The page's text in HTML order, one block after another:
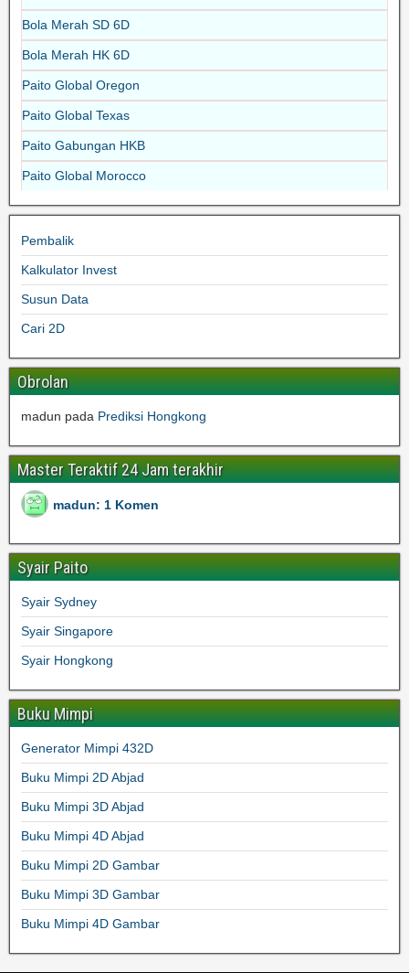
Bola Merah SD 6D
Bola Merah HK 6D
Paito Global Oregon
Paito Global Texas
Paito Gabungan HKB
Paito Global Morocco
Pembalik
Kalkulator Invest
Susun Data
Cari 2D
Obrolan
madun pada Prediksi Hongkong
Master Teraktif 24 Jam terakhir
madun: 1 Komen
Syair Paito
Syair Sydney
Syair Singapore
Syair Hongkong
Buku Mimpi
Generator Mimpi 432D
Buku Mimpi 2D Abjad
Buku Mimpi 3D Abjad
Buku Mimpi 4D Abjad
Buku Mimpi 2D Gambar
Buku Mimpi 3D Gambar
Buku Mimpi 4D Gambar